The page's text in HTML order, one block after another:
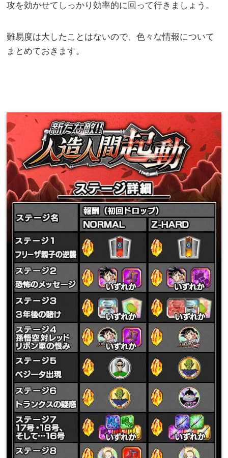
攻を効かせてしっかり効率的に回って行きましょう。
難易度は大したことはないので、色々な情報について
まとめておきます。